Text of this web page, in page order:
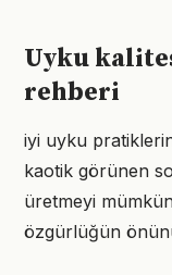
Uyku
rehberi
iyi uyku
kaotik görünen
üretmeyi
özgürlüğün